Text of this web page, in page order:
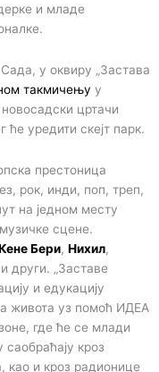
и младе
у оквиру „Застава
такмичењу у
цртачи
ће уредити скејт парк.
престоница
рок, инди, поп, треп,
на једном месту
сцене.
Бери, Нихил,
и други. „Заставе
и едукацију
живота уз помоћ ИДЕА
где ће се млади
кроз
као и кроз радионице